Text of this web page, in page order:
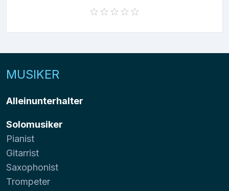
MUSIKER
Alleinunterhalter
Solomusiker
Pianist
Gitarrist
Saxophonist
Trompeter